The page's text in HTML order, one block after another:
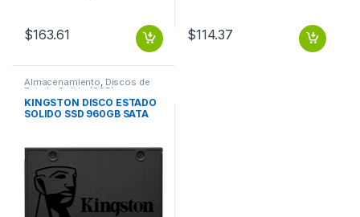
$163.61 $114.37
Almacenamiento, Discos de
Estado Solido (SSD)
KINGSTON DISCO ESTADO
SOLIDO SSD 960GB SATA